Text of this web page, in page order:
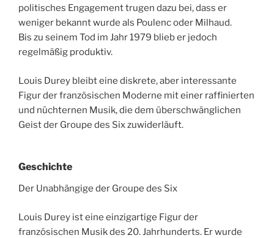
politisches Engagement trugen dazu bei, dass er
weniger bekannt wurde als Poulenc oder Milhaud.
Bis zu seinem Tod im Jahr 1979 blieb er jedoch
regelmäßig produktiv.
Louis Durey bleibt eine diskrete, aber interessante
Figur der französischen Moderne mit einer raffinierten
und nüchternen Musik, die dem überschwänglichen
Geist der Groupe des Six zuwiderläuft.
Geschichte
Der Unabhängige der Groupe des Six
Louis Durey ist eine einzigartige Figur der
französischen Musik des 20. Jahrhunderts. Er wurde